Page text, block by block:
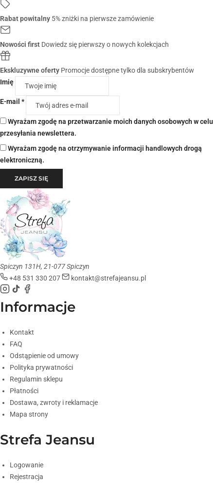
Rabat powitalny 5% zniżki na pierwsze zamówienie
Nowości first Dowiedz się pierwszy o nowych kolekcjach
Ekskluzywne oferty Promocje dostępne tylko dla subskrybentów
Imię
E-mail *
Wyrażam zgodę na przetwarzanie moich danych osobowych w celu
przesyłania newslettera.
Wyrażam zgodę na otrzymywanie informacji handlowych drogą
elektroniczną.
ZAPISZ SIĘ
Spiczyn 131H, 21-077 Spiczyn
+48 531 330 207
kontakt@strefajeansu.pl
Informacje
Kontakt
FAQ
Odstąpienie od umowy
Polityka prywatności
Regulamin sklepu
Płatności
Dostawa, zwroty i reklamacje
Mapa strony
Strefa Jeansu
Logowanie
Rejestracja